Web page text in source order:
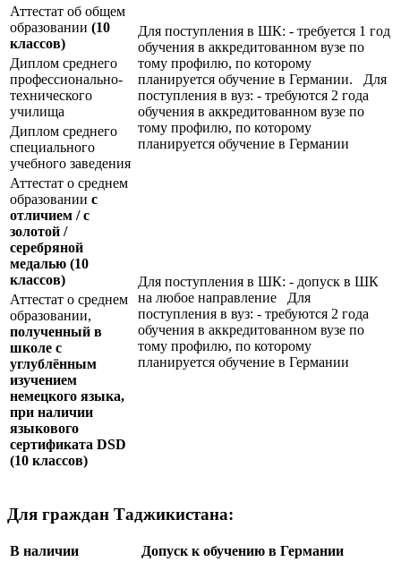
Аттестат об общем
образовании (10
классов)
Для поступления в ШК: - требуется 1 год
обучения в аккредитованном вузе по
тому профилю, по которому
планируется обучение в Германии. Для
поступления в вуз: - требуются 2 года
обучения в аккредитованном вузе по
тому профилю, по которому
планируется обучение в Германии
Диплом среднего
профессионально-
технического
училища
Диплом среднего
специального
учебного заведения
Аттестат о среднем
образовании с
отличием / с
золотой /
серебряной
медалью (10
классов)
Для поступления в ШК: - допуск в ШК
на любое направление Для
поступления в вуз: - требуются 2 года
обучения в аккредитованном вузе по
тому профилю, по которому
планируется обучение в Германии
Аттестат о среднем
образовании,
полученный в
школе с
углублённым
изучением
немецкого языка,
при наличии
языкового
сертификата DSD
(10 классов)
Для граждан Таджикистана:
В наличии
Допуск к обучению в Германии